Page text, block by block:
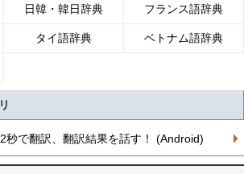
日韓・韓日辞典 フランス語辞典
タイ語辞典 ベトナム語辞典
秒で翻訳、翻訳結果を話す！ (Android)